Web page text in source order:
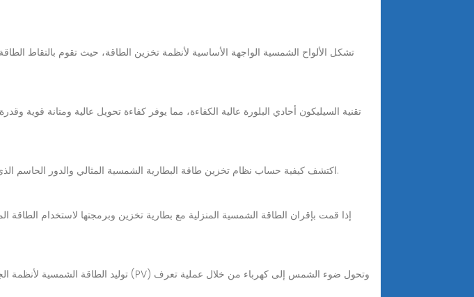
تشكل الألواح الشمسية الواجهة الأساسية لأنظمة تخزين الطاقة، حيث تقوم بالتقاط
Nov 1, 2025 · اكتشف كيفية حساب نظام تخزين طاقة البطارية الشمسية المثالي والدور الحاسم الذي يلعبه تخزين البطارية في أنظمة الطاقة الشمسية لزيادة استقلالية الطاقة.